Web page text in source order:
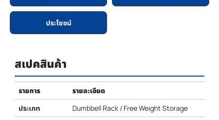
ประโยชน์
สเปคสินค้า
รายการ
รายละเอียด
ประเภท
Dumbbell Rack / Free Weight Storage